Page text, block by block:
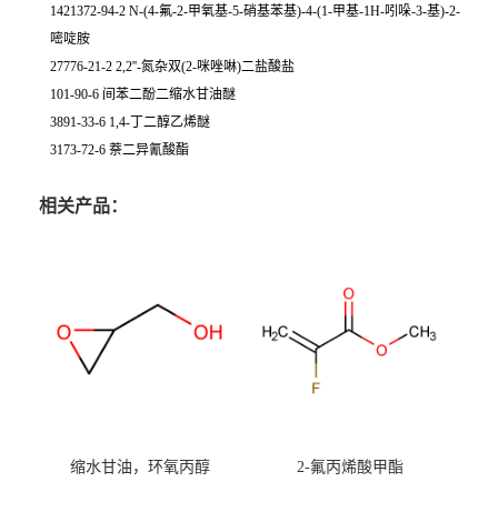
1421372-94-2 N-(4-氟-2-甲氧基-5-硝基苯基)-4-(1-甲基-1H-吲哚-3-基)-2-
嘧啶胺
27776-21-2 2,2''-氮杂双(2-咪唑啉)二盐酸盐
101-90-6 间苯二酚二缩水甘油醚
3891-33-6 1,4-丁二醇乙烯醚
3173-72-6 萘二异氰酸酯
相关产品：
缩水甘油，环氧丙醇 2-氟丙烯酸甲酯